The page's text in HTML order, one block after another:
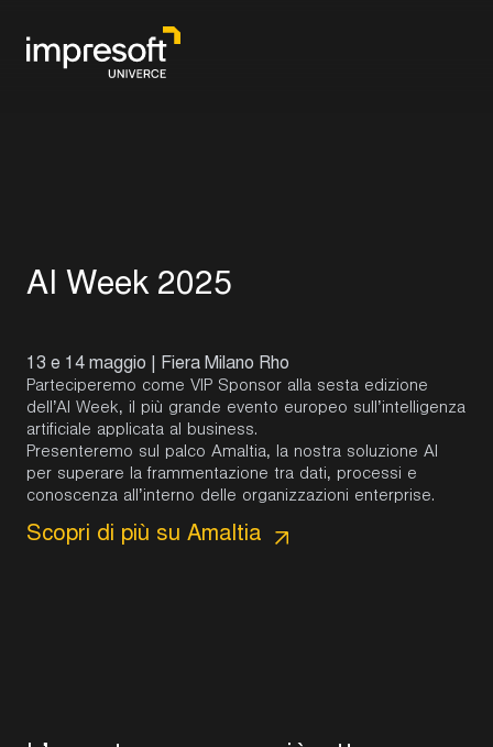
AI Week 2025
13 e 14 maggio | Fiera Milano Rho
Parteciperemo come VIP Sponsor alla sesta edizione
dell’AI Week, il più grande evento europeo sull’intelligenza
artificiale applicata al business.
Presenteremo sul palco Amaltia, la nostra soluzione AI
per superare la frammentazione tra dati, processi e
conoscenza all’interno delle organizzazioni enterprise.
Scopri di più su Amaltia